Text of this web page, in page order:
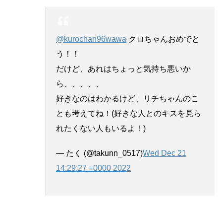
@kurochan96wawa クロちゃんおめでと
う！！
だけど、あれはちょっと気持ち悪いか
ら、、、、、
好きなのはわかるけど、リチちゃんのこ
とも考えてね！(好きな人とのキスを見ら
れたくない人もいるよ！)
— たく (@takunn_0517)Wed Dec 21
14:29:27 +0000 2022